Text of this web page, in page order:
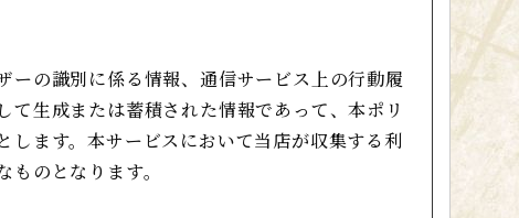
の識別に係る情報、通信サービス上の行動履
生成または蓄積された情報であって、本ポリ
します。本サービスにおいて当店が収集する利
のとなります。